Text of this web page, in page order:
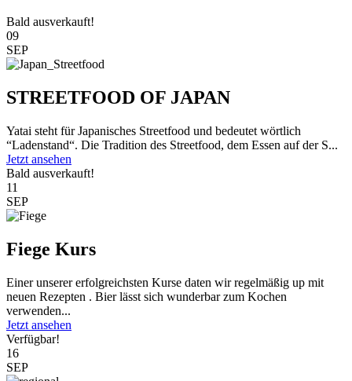
Bald ausverkauft!
09
SEP
STREETFOOD OF JAPAN
Yatai steht für Japanisches Streetfood und bedeutet wörtlich
“Ladenstand“. Die Tradition des Streetfood, dem Essen auf der S...
Jetzt ansehen
Bald ausverkauft!
11
SEP
Fiege Kurs
Einer unserer erfolgreichsten Kurse daten wir regelmäßig up mit
neuen Rezepten . Bier lässt sich wunderbar zum Kochen
verwenden...
Jetzt ansehen
Verfügbar!
16
SEP